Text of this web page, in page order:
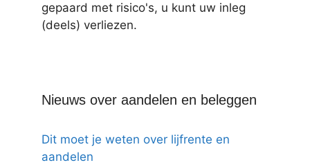
gepaard met risico's, u kunt uw inleg
(deels) verliezen.
Nieuws over aandelen en beleggen
Dit moet je weten over lijfrente en
aandelen